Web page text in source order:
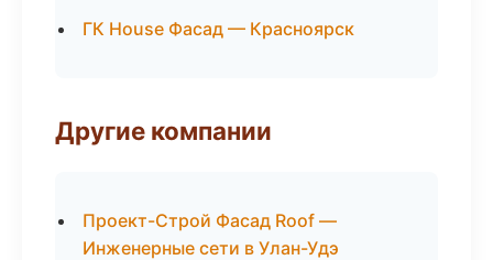
ГК House Фасад — Красноярск
Другие компании
Проект-Строй Фасад Roof —
Инженерные сети в Улан-Удэ